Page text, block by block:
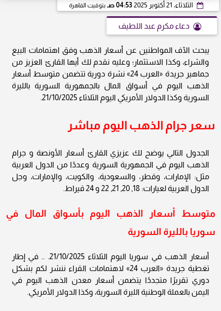
الثلاثاء، 21 أكتوبر 2025 04:53 صـ بتوقيت القاهرة
دعاء مكرم عبد اللطيف
يبحث الآف المواطنين عن أسعار الذهب وفق اهتمامات البيع
والشراء، وكذا الاستثمار؛ وعليه نقدم لك أيها القارئ العزيز من
جماهير جريدة «العرب 24» نشرة دورية تتضمن متوسط أسعار
الذهب اليوم في أسواق المال بالجمهورية السورية بالليرة
السورية وكذا الدولار الأمريكي اليوم الثلاثاء 21/10/2025.
سعر جرام الذهب اليوم مباشر
الجدول التالي يوضح لك عزيزي القارئ أسعار الأونصة و جرام
الذهب اليوم في الجمهورية السورية وعددًا من الدول العربية
مثل: الإمارات، وقطر، والسعودية، والكويت، والإمارات، وجل
الدول العربية لعيارات: 18, 20, 21, 22 و 24 قيراط.
متوسط أسعار الذهب اليوم بأسواق المال في
سوريا بالليرة السورية
أسعار الذهب في سوريا اليوم الثلاثاء 21/10/2025. .. في إطار
تغطية جريدة «العرب 24» لاهتمامات القراء ننشر لكم بشكل
دوري تقريرًا متجددًا يتضمن أسعار معدن الذهب اليوم في
اليمن بالعملة الوطنية الليرة السورية، وكذا الدولار الأمريكي.